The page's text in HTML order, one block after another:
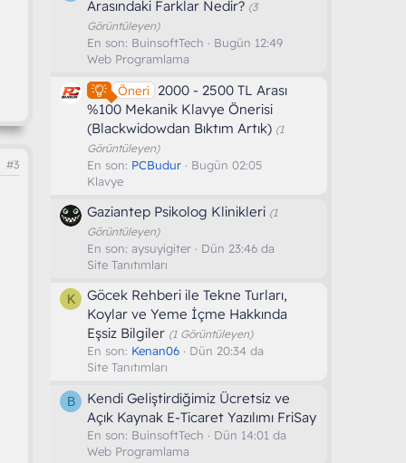
#3
Arasındaki Farklar Nedir? (3
Görüntüleyen)
En son: BuinsoftTech
Bugün 12:49
Web Programlama
Öneri
2000 - 2500 TL Arası
%100 Mekanik Klavye Önerisi
(Blackwidowdan Bıktım Artık) (1
Görüntüleyen)
En son: PCBudur
Bugün 02:05
Klavye
Gaziantep Psikolog Klinikleri (1
Görüntüleyen)
En son: aysuyigiter
Dün 23:46 da
Site Tanıtımları
K
Göcek Rehberi ile Tekne Turları,
Koylar ve Yeme İçme Hakkında
Eşsiz Bilgiler (1 Görüntüleyen)
En son: Kenan06
Dün 20:34 da
Site Tanıtımları
B
Kendi Geliştirdiğimiz Ücretsiz ve
Açık Kaynak E-Ticaret Yazılımı FriSay
En son: BuinsoftTech
Dün 14:01 da
Web Programlama